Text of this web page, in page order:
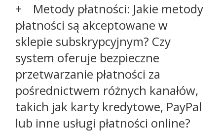
Metody płatności: Jakie metody
płatności są akceptowane w
sklepie subskrypcyjnym? Czy
system oferuje bezpieczne
przetwarzanie płatności za
pośrednictwem różnych kanałów,
takich jak karty kredytowe, PayPal
lub inne usługi płatności online?